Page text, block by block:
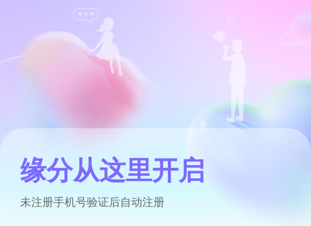
缘分从这里开启
未注册手机号验证后自动注册